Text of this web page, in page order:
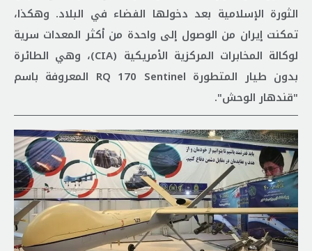
الثورة الإسلامية بعد دخولها الفضاء في البلاد. وهكذا،
تمكنت إيران من الوصول إلى واحدة من أكثر المعدات سرية
لوكالة المخابرات المركزية الأمريكية (CIA)، وهي الطائرة
بدون طيار المتطورة RQ 170 Sentinel المعروفة باسم
"قندهار الوحش".